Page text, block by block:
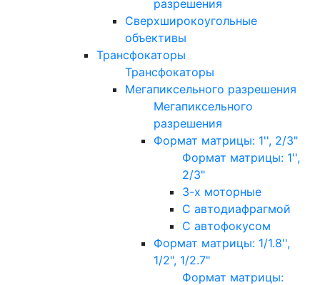
разрешения
Сверхширокоугольные
объективы
Трансфокаторы
Трансфокаторы
Мегапиксельного разрешения
Мегапиксельного
разрешения
Формат матрицы: 1'', 2/3"
Формат матрицы: 1'',
2/3"
3-х моторные
С автодиафрагмой
С автофокусом
Формат матрицы: 1/1.8'',
1/2", 1/2.7"
Формат матрицы: